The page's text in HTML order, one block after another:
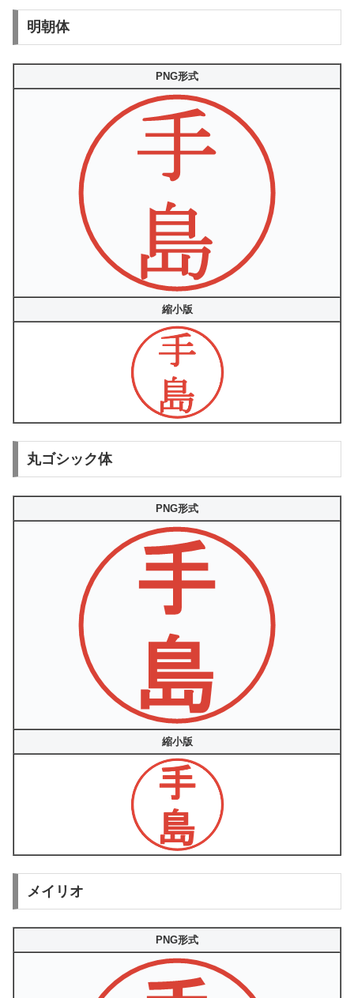
明朝体
PNG形式
縮小版
丸ゴシック体
PNG形式
縮小版
メイリオ
PNG形式